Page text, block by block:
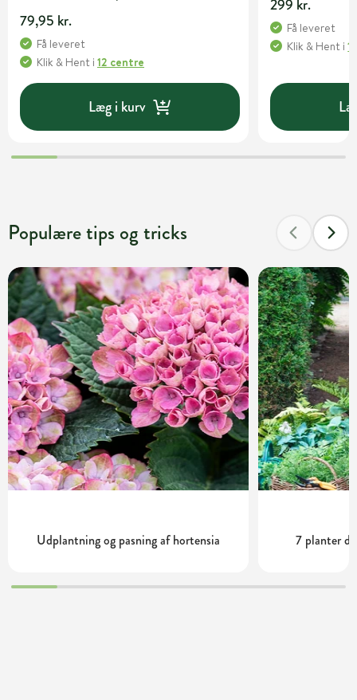
79,95 kr.
Få leveret
Klik & Hent i 12 centre
Læg i kurv
299 kr.
Få leveret
Klik & Hent i
Populære tips og tricks
Udplantning og pasning af hortensia 7 planter